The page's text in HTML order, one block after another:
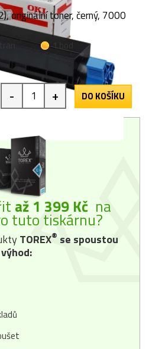
originální toner, černý, 7000
1 bod
- + DO KOŠÍKU
až 1 399 Kč na
tuto tiskárnu?
TOREX® se spoustou
výhod: